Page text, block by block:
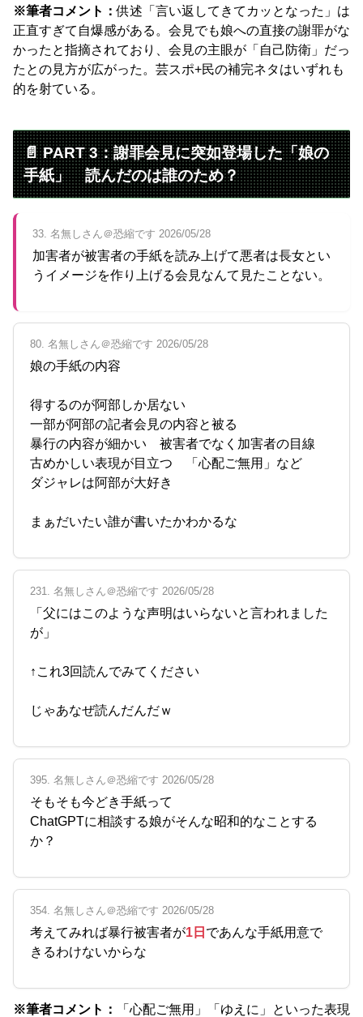
※筆者コメント：供述「言い返してきてカッとなった」は
正直すぎて自爆感がある。会見でも娘への直接の謝罪がな
かったと指摘されており、会見の主眼が「自己防衛」だっ
たとの見方が広がった。芸スポ+民の補完ネタはいずれも
的を射ている。
📄 PART 3：謝罪会見に突如登場した「娘の
手紙」 読んだのは誰のため？
33. 名無しさん＠恐縮です 2026/05/28
加害者が被害者の手紙を読み上げて悪者は長女とい
うイメージを作り上げる会見なんて見たことない。
80. 名無しさん＠恐縮です 2026/05/28
娘の手紙の内容
得するのが阿部しか居ない
一部が阿部の記者会見の内容と被る
暴行の内容が細かい 被害者でなく加害者の目線
古めかしい表現が目立つ 「心配ご無用」など
ダジャレは阿部が大好き
まぁだいたい誰が書いたかわかるな
231. 名無しさん＠恐縮です 2026/05/28
「父にはこのような声明はいらないと言われました
が」
↑これ3回読んでみてください
じゃあなぜ読んだんだｗ
395. 名無しさん＠恐縮です 2026/05/28
そもそも今どき手紙って
ChatGPTに相談する娘がそんな昭和的なことする
か？
354. 名無しさん＠恐縮です 2026/05/28
考えてみれば暴行被害者が1日 であんな手紙用意で
きるわけないからな
※筆者コメント：
「心配ご無用」「ゆえに」といった表現